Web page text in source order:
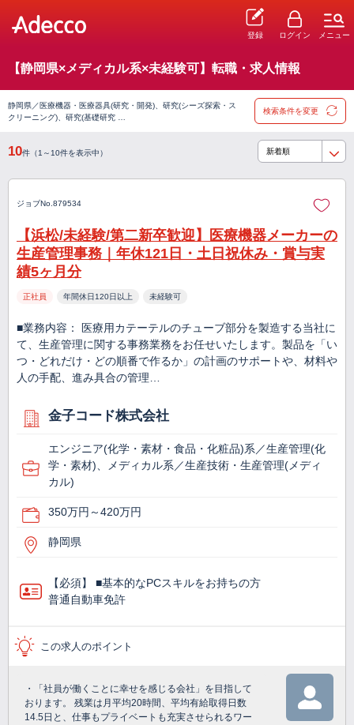
登録 ログイン メニュー
【静岡県×メディカル系×未経験可】転職・求人情報
静岡県／医療機器・医療器具(研究・開発)、研究(シーズ探索・ス
クリーニング)、研究(基礎研究 …
検索条件を変更
10件（1～10件を表示中）
ジョブNo.879534
【浜松/未経験/第二新卒歓迎】医療機器メーカーの
生産管理事務｜年休121日・土日祝休み・賞与実
績5ヶ月分
正社員 年間休日120日以上 未経験可
■業務内容： 医療用カテーテルのチューブ部分を製造する当社に
て、生産管理に関する事務業務をお任せいたします。製品を「い
つ・どれだけ・どの順番で作るか」の計画のサポートや、材料や
人の手配、進み具合の管理…
金子コード株式会社
エンジニア(化学・素材・食品・化粧品)系／生産管理(化
学・素材)、メディカル系／生産技術・生産管理(メディ
カル)
350万円～420万円
静岡県
【必須】 ■基本的なPCスキルをお持ちの方
普通自動車免許
この求人のポイント
・「社員が働くことに幸せを感じる会社」を目指して
おります。 残業は月平均20時間、平均有給取得日数
14.5日と、仕事もプライベートも充実させられるワー